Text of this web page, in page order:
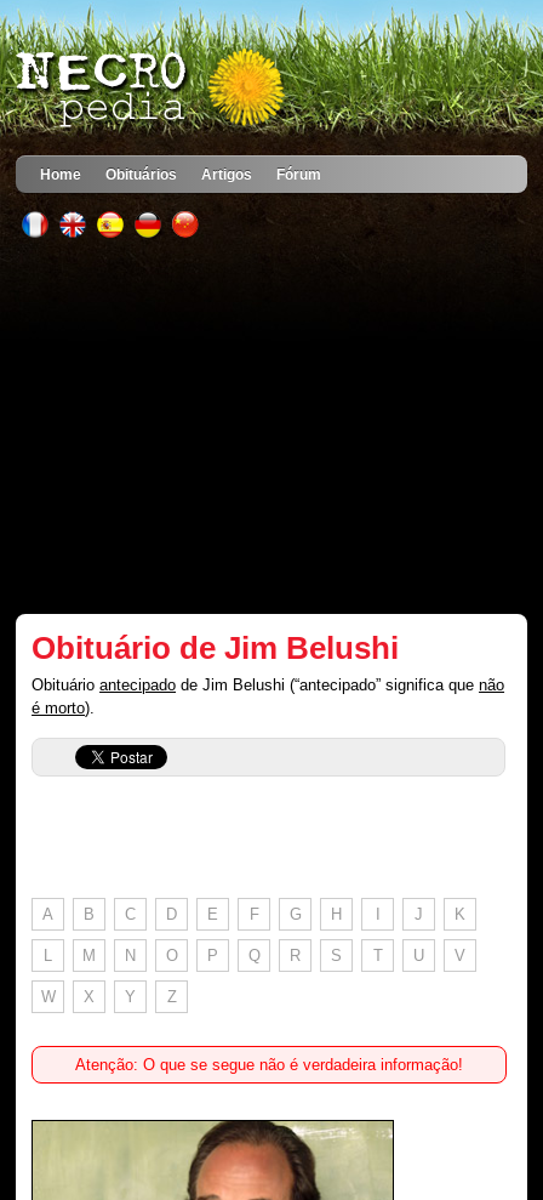
Home Obituários Artigos Fórum
Obituário de Jim Belushi
Obituárioantecipado de Jim Belushi (“antecipado” significa quenão
é morto).
A B C D E F G H I J K
L M N O P Q R S T U V
W X Y Z
Atenção: O que se segue não é verdadeira informação!